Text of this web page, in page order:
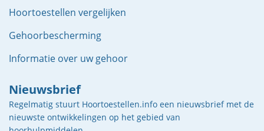
Hoortoestellen vergelijken
Gehoorbescherming
Informatie over uw gehoor
Nieuwsbrief
Regelmatig stuurt Hoortoestellen.info een nieuwsbrief met de
nieuwste ontwikkelingen op het gebied van